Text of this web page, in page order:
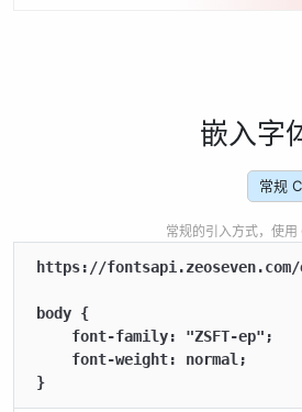
嵌入字
常规
常规的引入方式，使用
https://
body {
    font-family: "ZSFT-ep";
    font-weight: normal;
}